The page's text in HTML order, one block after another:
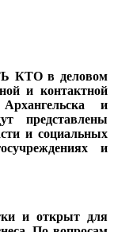
КТО в деловом
и контактной
и
представлены
и социальных
и
и открыт для